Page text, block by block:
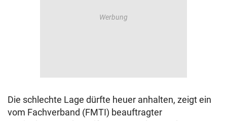
Die schlechte Lage dürfte heuer anhalten, zeigt ein
vom Fachverband (FMTI) beauftragter